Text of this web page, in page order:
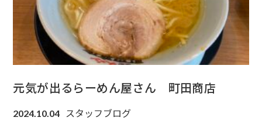
元気が出るらーめん屋さん 町田商店
2024.10.04 スタッフブログ